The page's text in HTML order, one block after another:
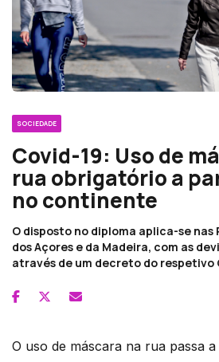
SOCIEDADE
Covid-19: Uso de
rua obrigatório a
no continente
O disposto no diploma aplica-se nas
dos Açores e da Madeira, com as
através de um decreto do respetivo
O uso de máscara na rua passa